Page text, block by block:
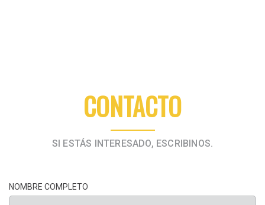
CONTACTO
SI ESTÁS INTERESADO, ESCRIBINOS.
NOMBRE COMPLETO